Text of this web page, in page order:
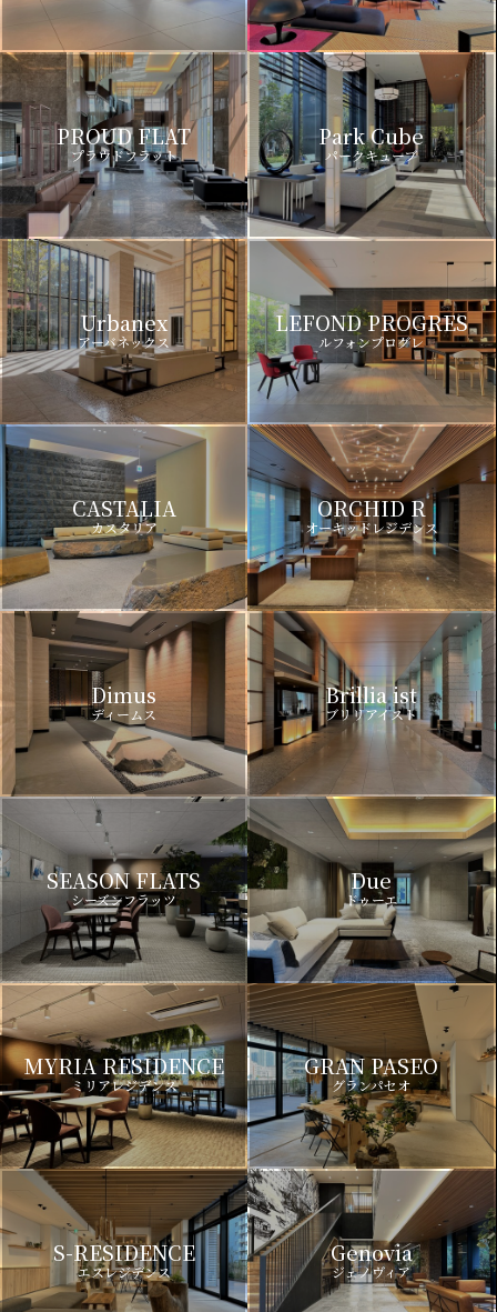
PROUD FLAT
プラウドフラット
Park Cube
パークキューブ
Urbanex
アーバネックス
LEFOND PROGRES
ルフォンプログレ
CASTALIA
カスタリア
ORCHID R
オーキッドレジデンス
Dimus
ディームス
Brillia ist
ブリリアイスト
SEASON FLATS
シーズンフラッツ
Due
ドゥーエ
MYRIA RESIDENCE
ミリアレジデンス
GRAN PASEO
グランパセオ
S-RESIDENCE
エスレジデンス
Genovia
ジェノヴィア